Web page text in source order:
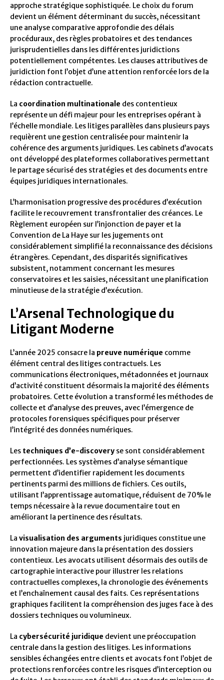
approche stratégique sophistiquée. Le choix du forum
devient un élément déterminant du succès, nécessitant
une analyse comparative approfondie des délais
procéduraux, des règles probatoires et des tendances
jurisprudentielles dans les différentes juridictions
potentiellement compétentes. Les clauses attributives de
juridiction font l’objet d’une attention renforcée lors de la
rédaction contractuelle.
La coordination multinationale des contentieux
représente un défi majeur pour les entreprises opérant à
l’échelle mondiale. Les litiges parallèles dans plusieurs pays
requièrent une gestion centralisée pour maintenir la
cohérence des arguments juridiques. Les cabinets d’avocats
ont développé des plateformes collaboratives permettant
le partage sécurisé des stratégies et des documents entre
équipes juridiques internationales.
L’harmonisation progressive des procédures d’exécution
facilite le recouvrement transfrontalier des créances. Le
Règlement européen sur l’injonction de payer et la
Convention de La Haye sur les jugements ont
considérablement simplifié la reconnaissance des décisions
étrangères. Cependant, des disparités significatives
subsistent, notamment concernant les mesures
conservatoires et les saisies, nécessitant une planification
minutieuse de la stratégie d’exécution.
L’Arsenal Technologique du
Litigant Moderne
L’année 2025 consacre la preuve numérique comme
élément central des litiges contractuels. Les
communications électroniques, métadonnées et journaux
d’activité constituent désormais la majorité des éléments
probatoires. Cette évolution a transformé les méthodes de
collecte et d’analyse des preuves, avec l’émergence de
protocoles forensiques spécifiques pour préserver
l’intégrité des données numériques.
Les techniques d’e-discovery se sont considérablement
perfectionnées. Les systèmes d’analyse sémantique
permettent d’identifier rapidement les documents
pertinents parmi des millions de fichiers. Ces outils,
utilisant l’apprentissage automatique, réduisent de 70% le
temps nécessaire à la revue documentaire tout en
améliorant la pertinence des résultats.
La visualisation des arguments juridiques constitue une
innovation majeure dans la présentation des dossiers
contentieux. Les avocats utilisent désormais des outils de
cartographie interactive pour illustrer les relations
contractuelles complexes, la chronologie des événements
et l’enchaînement causal des faits. Ces représentations
graphiques facilitent la compréhension des juges face à des
dossiers techniques ou volumineux.
La cybersécurité juridique devient une préoccupation
centrale dans la gestion des litiges. Les informations
sensibles échangées entre clients et avocats font l’objet de
protections renforcées contre les risques d’interception ou